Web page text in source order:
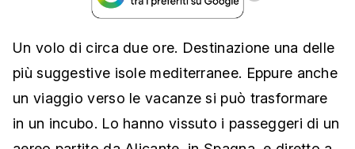
Un volo di circa due ore. Destinazione una delle
più suggestive isole mediterranee. Eppure anche
un viaggio verso le vacanze si può trasformare
in un incubo. Lo hanno vissuto i passeggeri di un